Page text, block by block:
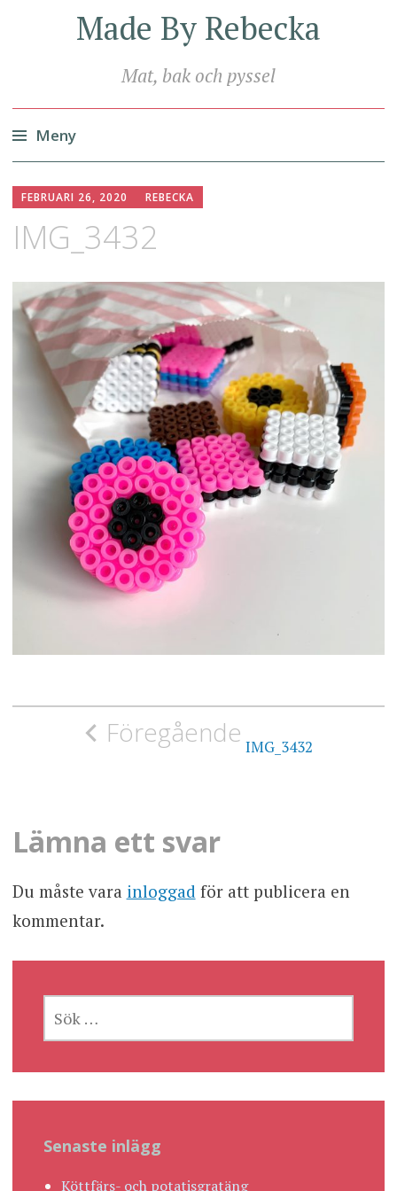
Made By Rebecka
Mat, bak och pyssel
Meny
till
FEBRUARI 26, 2020 REBECKA
IMG_3432
Inläggsnavigering
Föregående IMG_3432
Lämna ett svar
Du måste vara inloggad för att publicera en
kommentar.
EFTER:
Senaste inlägg
Köttfärs- och potatisgratäng